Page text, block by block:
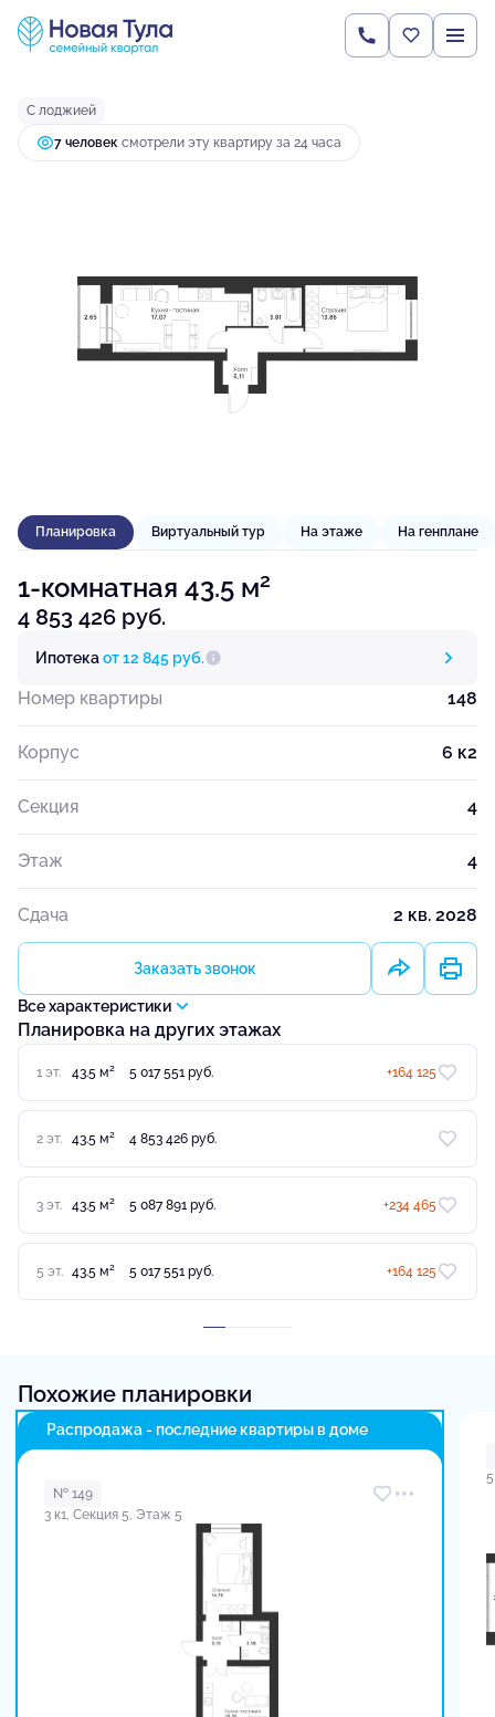
1-комнатная43.5 м 4 853 426 руб.
Ипотекаот 12 845 руб.
С лоджией
7 человек смотрели эту квартиру за 24 часа
Планировка Виртуальный тур На этаже На генплане
1-комнатная 43.5 м2
4 853 426 руб.
Ипотекаот 12 845 руб.
Номер квартиры 148
Корпус 6 к2
Секция 4
Этаж 4
Сдача 2 кв. 2028
Заказать звонок
Все характеристики
Планировка на других этажах
1 эт. 43.5 м2 5 017 551 руб. +164 125
2 эт. 43.5 м2 4 853 426 руб.
3 эт. 43.5 м2 5 087 891 руб. +234 465
5 эт. 43.5 м2 5 017 551 руб. +164 125
Похожие планировки
Распродажа - последние квартиры в доме
№ 149
3 к1, Секция 5, Этаж 5